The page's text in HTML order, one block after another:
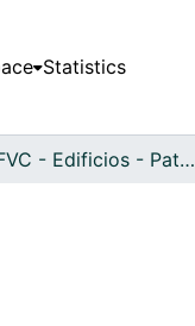
Statistics
APFFVC - Edificios - Patrimonial